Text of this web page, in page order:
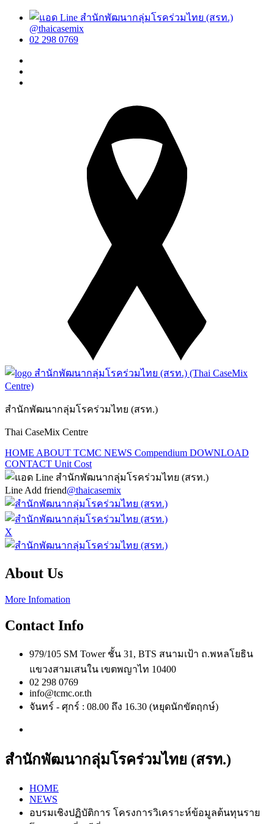
@thaicasemix
02 298 0769
สำนักพัฒนากลุ่มโรคร่วมไทย (สรท.)
Thai CaseMix Centre
HOME ABOUT TCMC NEWS Compendium DOWNLOAD
CONTACT Unit Cost
Line Add friend@thaicasemix
X
About Us
More Infomation
Contact Info
979/105 SM Tower ชั้น 31, BTS สนามเป้า ถ.พหลโยธิน
แขวงสามเสนใน เขตพญาไท 10400
02 298 0769
info@tcmc.or.th
จันทร์ - ศุกร์ : 08.00 ถึง 16.30 (หยุดนักขัตฤกษ์)
สำนักพัฒนากลุ่มโรคร่วมไทย (สรท.)
HOME
NEWS
อบรมเชิงปฏิบัติการ โครงการวิเคราะห์ข้อมูลต้นทุนราย